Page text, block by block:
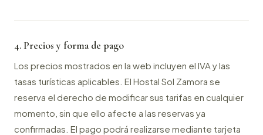
4. Precios y forma de pago
Los precios mostrados en la web incluyen el IVA y las
tasas turísticas aplicables. El Hostal Sol Zamora se
reserva el derecho de modificar sus tarifas en cualquier
momento, sin que ello afecte a las reservas ya
confirmadas. El pago podrá realizarse mediante tarjeta